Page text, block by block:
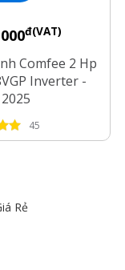
đ(VAT)
Comfee 2 Hp
Inverter -
45
Rẻ